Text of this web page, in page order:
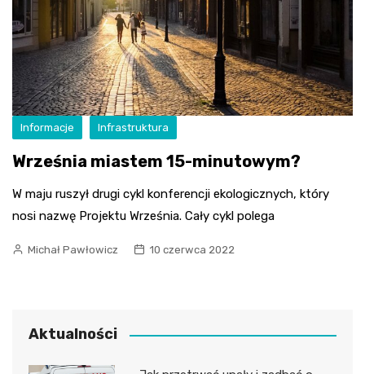
Informacje Infrastruktura
Września miastem 15-minutowym?
W maju ruszył drugi cykl konferencji ekologicznych, który
nosi nazwę Projektu Września. Cały cykl polega
Michał Pawłowicz 10 czerwca 2022
Aktualności